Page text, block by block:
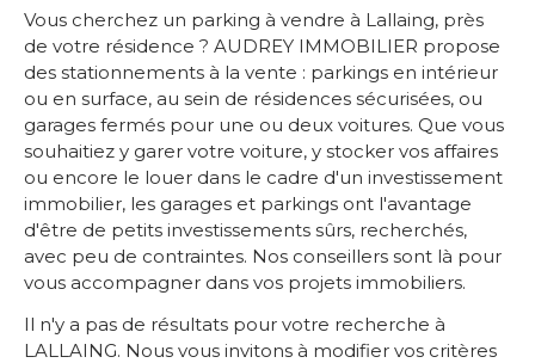
Vous cherchez un parking à vendre à Lallaing, près
de votre résidence ? AUDREY IMMOBILIER propose
des stationnements à la vente : parkings en intérieur
ou en surface, au sein de résidences sécurisées, ou
garages fermés pour une ou deux voitures. Que vous
souhaitiez y garer votre voiture, y stocker vos affaires
ou encore le louer dans le cadre d'un investissement
immobilier, les garages et parkings ont l'avantage
d'être de petits investissements sûrs, recherchés,
avec peu de contraintes. Nos conseillers sont là pour
vous accompagner dans vos projets immobiliers.
Il n'y a pas de résultats pour votre recherche à
LALLAING. Nous vous invitons à modifier vos critères